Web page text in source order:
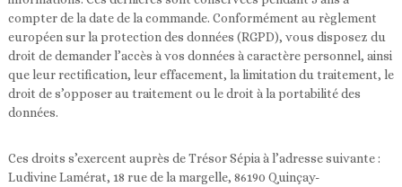
compter de la date de la commande. Conformément au règlement
européen sur la protection des données (RGPD), vous disposez du
droit de demander l’accès à vos données à caractère personnel, ainsi
que leur rectification, leur effacement, la limitation du traitement, le
droit de s’opposer au traitement ou le droit à la portabilité des
données.
Ces droits s’exercent auprès de Trésor Sépia à l’adresse suivante :
Ludivine Lamérat, 18 rue de la margelle, 86190 Quinçay-